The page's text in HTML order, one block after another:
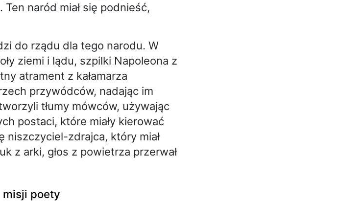
naród miał się podnieść,
do rządu dla tego narodu. W
ziemi i lądu, szpilki Napoleona z
atrament z kałamarza
przywódców, nadając im
tłumy mówców, używając
postaci, które miały kierować
niszczyciel-zdrajca, który miał
z arki, głos z powietrza przerwał
misji poety